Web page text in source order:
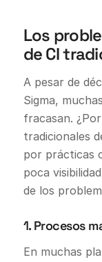
Los
de CI
A pesar de
Sigma,
fracasan.
tradicionales
por prácticas
poca
de los
1. Procesos
En muchas